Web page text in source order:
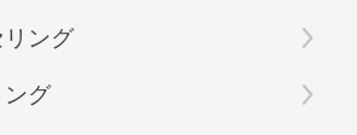
リング
ング